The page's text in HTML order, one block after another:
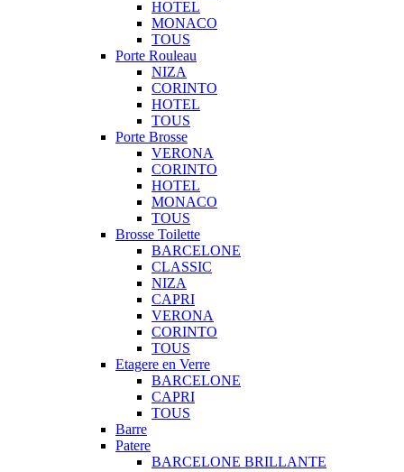
HOTEL
MONACO
TOUS
Porte Rouleau
NIZA
CORINTO
HOTEL
TOUS
Porte Brosse
VERONA
CORINTO
HOTEL
MONACO
TOUS
Brosse Toilette
BARCELONE
CLASSIC
NIZA
CAPRI
VERONA
CORINTO
TOUS
Etagere en Verre
BARCELONE
CAPRI
TOUS
Barre
Patere
BARCELONE BRILLANTE